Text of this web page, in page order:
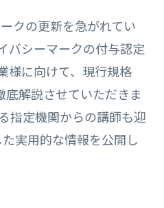
クの更新を急がれてい
バシーマークの付与認定
様に向けて、現行規格
底解説させていただきま
指定機関からの講師も迎
実用的な情報を公開し